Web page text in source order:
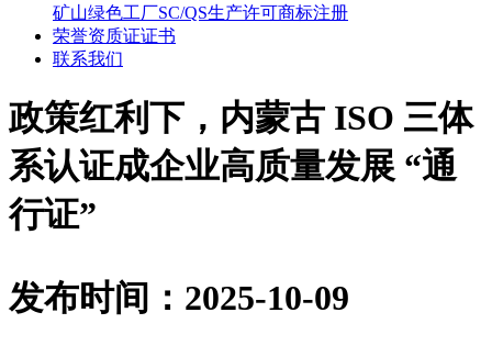
矿山绿色工厂SC/QS生产许可商标注册
荣誉资质证证书
联系我们
政策红利下，内蒙古 ISO 三体
系认证成企业高质量发展 “通
行证”
发布时间：2025-10-09